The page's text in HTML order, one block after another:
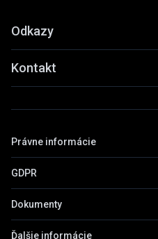
Odkazy
Funkcie
Ukážky
Stiahnuť
Kontakt
Praha, Česká republika
Právne informácie
Základné informácie
Zásady ochrany osobných údajov
GDPR
Všeobecné informácie
Dokumenty
Prehľad dokumentov
Ďalšie informácie